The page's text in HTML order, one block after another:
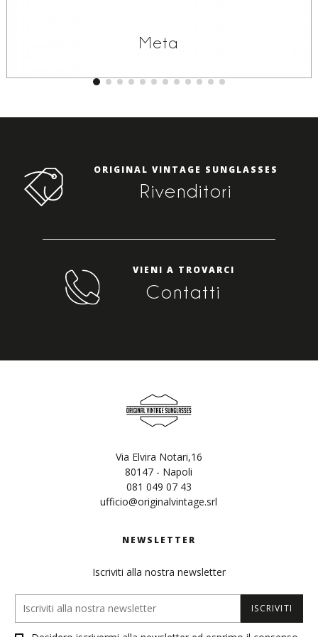
Meta
ORIGINAL VINTAGE SUNGLASSES
Rivenditori
VIENI A TROVARCI
Contatti
Via Elvira Notari,16
80147 - Napoli
081 049 07 43
ufficio@originalvintage.srl
NEWSLETTER
Iscriviti alla nostra newsletter
ISCRIVITI